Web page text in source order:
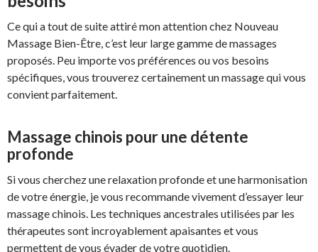
Ce qui a tout de suite attiré mon attention chez Nouveau
Massage Bien-Être, c’est leur large gamme de massages
proposés. Peu importe vos préférences ou vos besoins
spécifiques, vous trouverez certainement un massage qui vous
convient parfaitement.
Massage chinois pour une détente
profonde
Si vous cherchez une relaxation profonde et une harmonisation
de votre énergie, je vous recommande vivement d’essayer leur
massage chinois. Les techniques ancestrales utilisées par les
thérapeutes sont incroyablement apaisantes et vous
permettent de vous évader de votre quotidien.